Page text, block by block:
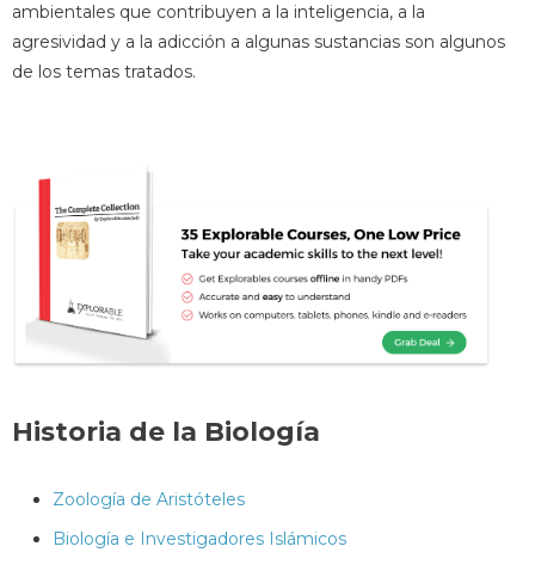
ambientales que contribuyen a la inteligencia, a la
agresividad y a la adicción a algunas sustancias son algunos
de los temas tratados.
Historia de la Biología
Zoología de Aristóteles
Biología e Investigadores Islámicos